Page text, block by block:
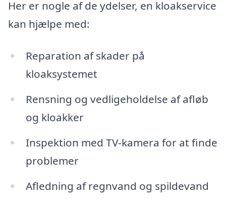
Her er nogle af de ydelser, en kloakservice
kan hjælpe med:
Reparation af skader på
kloaksystemet
Rensning og vedligeholdelse af afløb
og kloakker
Inspektion med TV-kamera for at finde
problemer
Afledning af regnvand og spildevand